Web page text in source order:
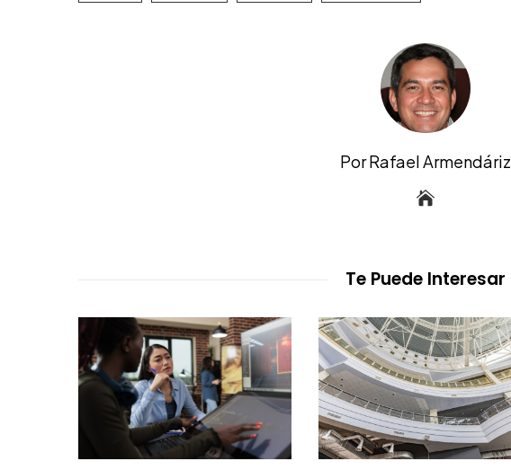
Por Rafael Armendáriz
Te Puede Interesar